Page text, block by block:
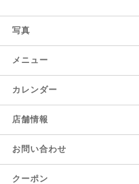
写真
メニュー
カレンダー
店舗情報
お問い合わせ
クーポン